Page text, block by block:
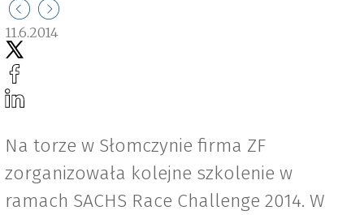
11.6.2014
Na torze w Słomczynie firma ZF
zorganizowała kolejne szkolenie w
ramach SACHS Race Challenge 2014. W